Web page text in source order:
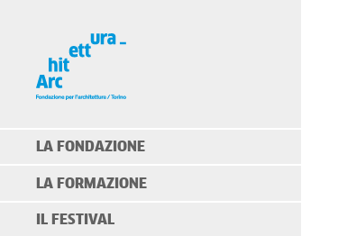
LA FONDAZIONE
LA FORMAZIONE
IL FESTIVAL